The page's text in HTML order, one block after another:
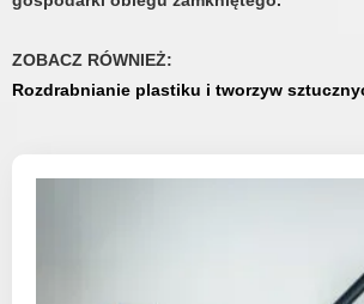
ZOBACZ RÓWNIEŻ:
Rozdrabnianie plastiku i tworzyw